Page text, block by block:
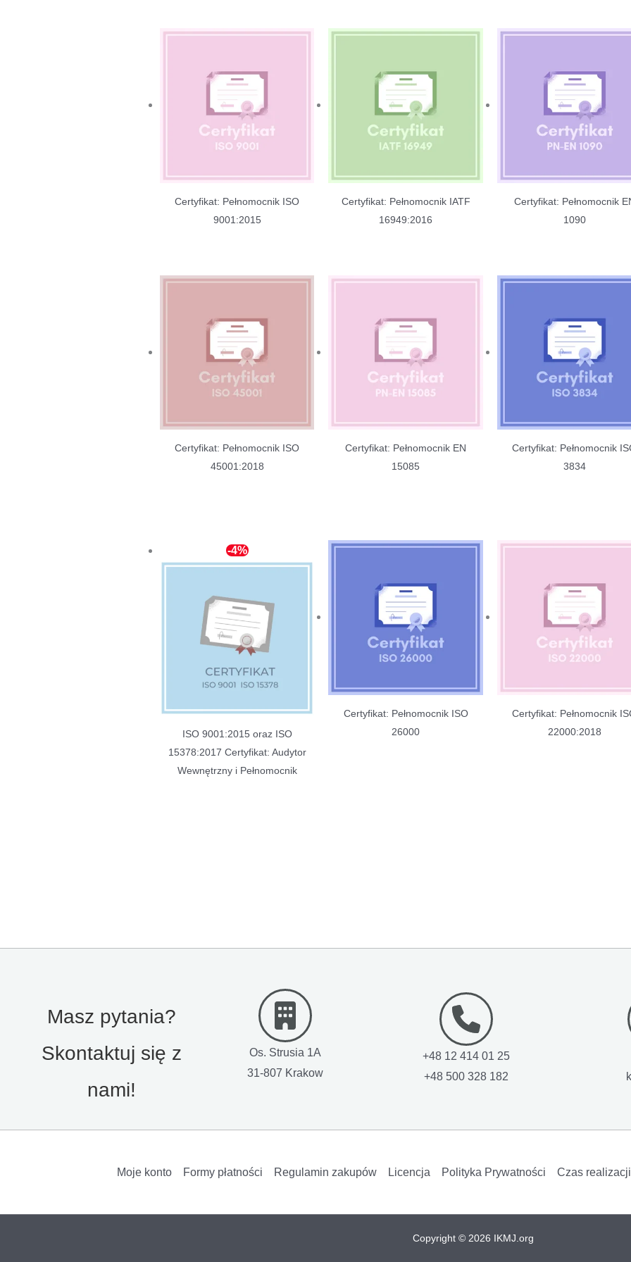
Certyfikat: Pełnomocnik ISO
9001:2015
Certyfikat: Pełnomocnik IATF
16949:2016
Certyfikat: Pełnomocnik
1090
Certyfikat: Pełnomocnik ISO
45001:2018
Certyfikat: Pełnomocnik EN
15085
Certyfikat: Pełnomocnik
3834
-4%
ISO 9001:2015 oraz ISO
15378:2017 Certyfikat: Audytor
Wewnętrzny i Pełnomocnik
Certyfikat: Pełnomocnik ISO
26000
Certyfikat: Pełnomocnik
22000:2018
Masz pytania?
Skontaktuj się z
nami!
Os. Strusia 1A
31-807 Krakow
+48 12 414 01 25
+48 500 328 182
Moje konto Formy płatności Regulamin zakupów Licencja Polityka Prywatności Czas
Copyright © 2026 IKMJ.org